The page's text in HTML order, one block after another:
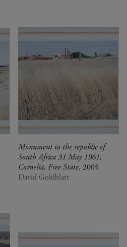
Monument to the republic of
South Africa 31 May 1961,
Cornelia, Free State, 2005
David Goldblatt